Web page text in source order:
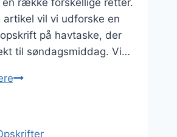
artikel vil vi udforske en
på havtaske, der
til søndagsmiddag. Vi…
Fantastisk